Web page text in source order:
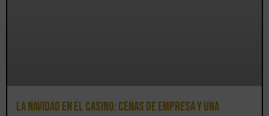
La Navidad en el Casino: cenas de empresa y una